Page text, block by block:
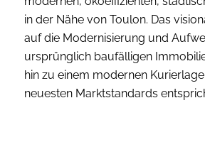
in der Nähe von Toulon. Das
auf die Modernisierung und
ursprünglich baufälligen
hin zu einem modernen
neuesten Marktstandards